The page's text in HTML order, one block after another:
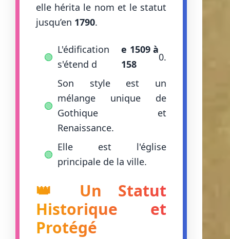
elle hérita le nom et le statut
jusqu’en 1790.
🟢
L'édification
s'étend d
e 1509 à
158
0.
🟢
Son style est un
mélange unique de
Gothique et
Renaissance.
🟢
Elle est l'église
principale de la ville.
👑 Un Statut
Historique et
Protégé